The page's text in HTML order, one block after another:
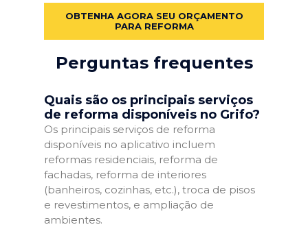
OBTENHA AGORA SEU ORÇAMENTO
PARA REFORMA
Perguntas frequentes
Quais são os principais serviços
de reforma disponíveis no Grifo?
Os principais serviços de reforma
disponíveis no aplicativo incluem
reformas residenciais, reforma de
fachadas, reforma de interiores
(banheiros, cozinhas, etc.), troca de pisos
e revestimentos, e ampliação de
ambientes.